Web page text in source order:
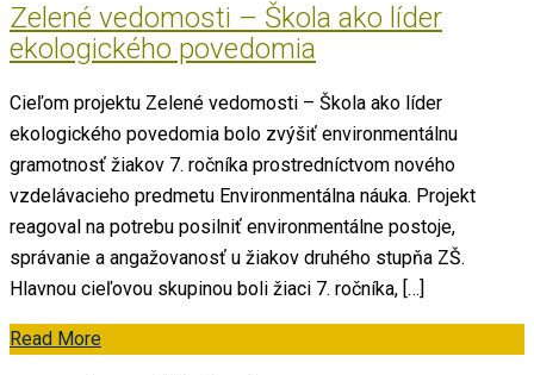
Zelené vedomosti – Škola ako líder
ekologického povedomia
Cieľom projektu Zelené vedomosti – Škola ako líder
ekologického povedomia bolo zvýšiť environmentálnu
gramotnosť žiakov 7. ročníka prostredníctvom nového
vzdelávacieho predmetu Environmentálna náuka. Projekt
reagoval na potrebu posilniť environmentálne postoje,
správanie a angažovanosť u žiakov druhého stupňa ZŠ.
Hlavnou cieľovou skupinou boli žiaci 7. ročníka, […]
Read More